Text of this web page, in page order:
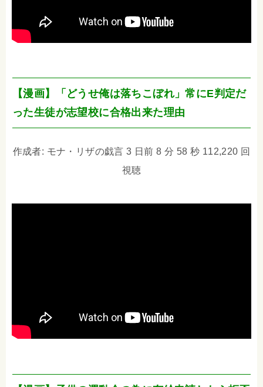
【漫画】「どうせ俺は落ちこぼれ」常にE判定だ
った生徒が志望校に合格出来た理由
作成者: モナ・リザの戯言 3 日前 8 分 58 秒 112,220 回
視聴